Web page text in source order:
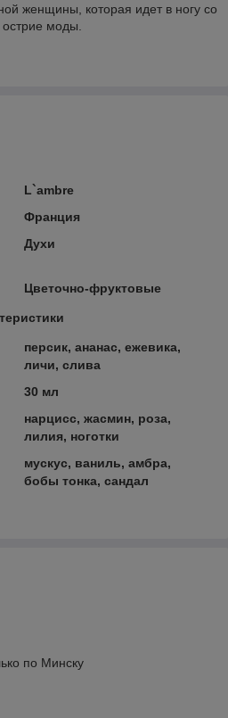
женщины, которая идет в ногу со
моды.
L`ambre
Франция
Духи
Цветочно-фруктовые
персик, ананас, ежевика,
личи, слива
30 мл
нарцисс, жасмин, роза,
лилия, ноготки
мускус, ваниль, амбра,
бобы тонка, сандал
по Минску